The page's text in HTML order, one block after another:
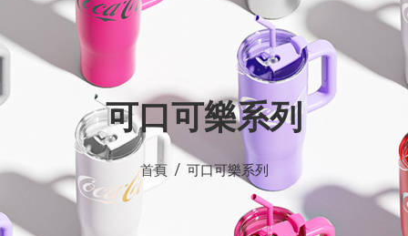
可口可樂系列
首頁 可口可樂系列